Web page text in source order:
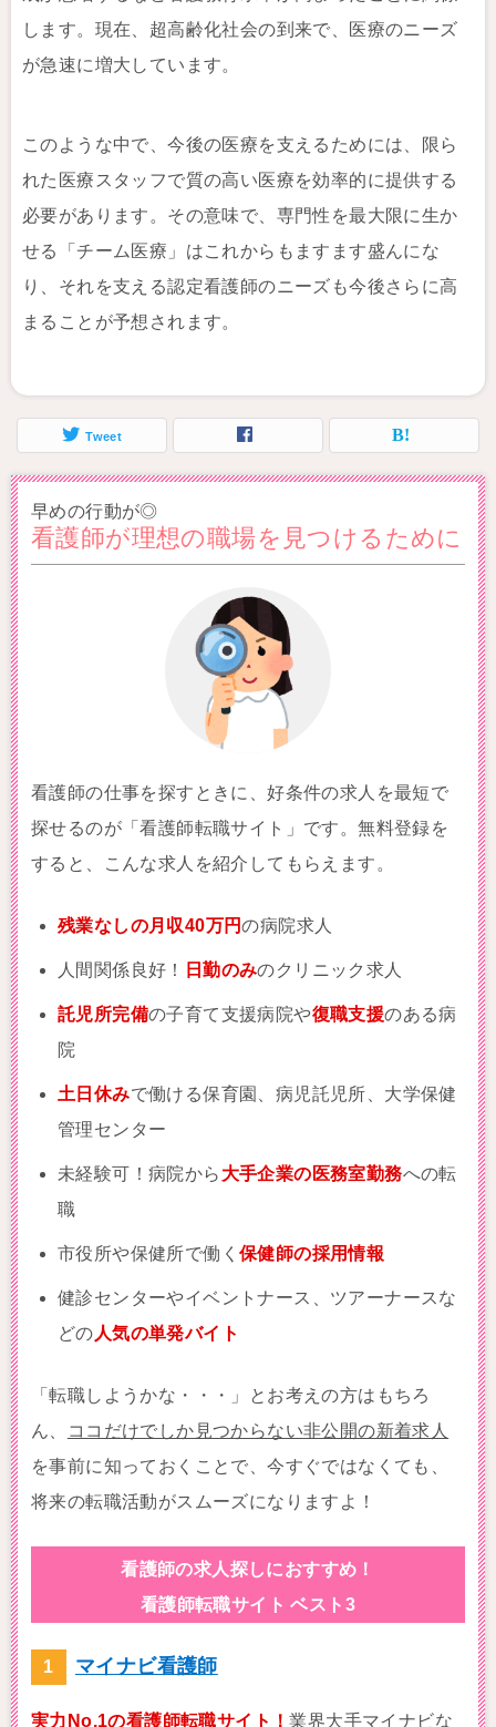
します。現在、超高齢化社会の到来で、医療のニーズ
が急速に増大しています。
このような中で、今後の医療を支えるためには、限ら
れた医療スタッフで質の高い医療を効率的に提供する
必要があります。その意味で、専門性を最大限に生か
せる「チーム医療」はこれからもますます盛んにな
り、それを支える認定看護師のニーズも今後さらに高
まることが予想されます。
Tweet
早めの行動が◎
看護師が理想の職場を見つけるために
看護師の仕事を探すときに、好条件の求人を最短で
探せるのが「看護師転職サイト」です。無料登録を
すると、こんな求人を紹介してもらえます。
残業なしの月収40万円の病院求人
人間関係良好！ 日勤のみのクリニック求人
託児所完備の子育て支援病院や復職支援のある病
院
土日休みで働ける保育園、病児託児所、大学保健
管理センター
未経験可！病院から 大手企業の医務室勤務への転
職
市役所や保健所で働く 保健師の採用情報
健診センターやイベントナース、ツアーナースな
どの 人気の単発バイト
「転職しようかな・・・」とお考えの方はもちろ
ん、
ココだけでしか見つからない非公開の新着求人
を事前に知っておくことで、今すぐではなくても、
将来の転職活動がスムーズになりますよ！
看護師の求人探しにおすすめ！
看護師転職サイト ベスト3
マイナビ看護師
実力No.1の看護師転職サイト！業界大手マイナビな